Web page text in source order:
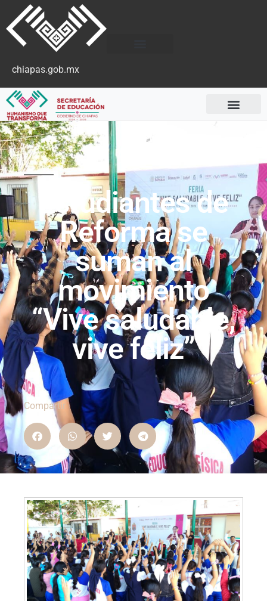
chiapas.gob.mx
Boletines
Estudiantes de
Reforma se
suman al
movimiento
“Vive saludable,
vive feliz”
Compartir